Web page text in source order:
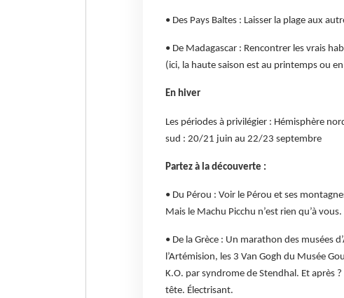
• Des Pays Baltes : Laisser la plage aux
• De Madagascar : Rencontrer les vrais
(ici, la haute saison est au printemps ou
En hiver
Les périodes à privilégier : Hémisphère
sud : 20/21 juin au 22/23 septembre
Partez à la découverte :
• Du Pérou : Voir le Pérou et ses
Mais le Machu Picchu n’est rien qu’à vous.
• De la Grèce : Un marathon des musées
l’Artémision, les 3 Van Gogh du Musée
K.O. par syndrome de Stendhal. Et après
tête. Électrisant.